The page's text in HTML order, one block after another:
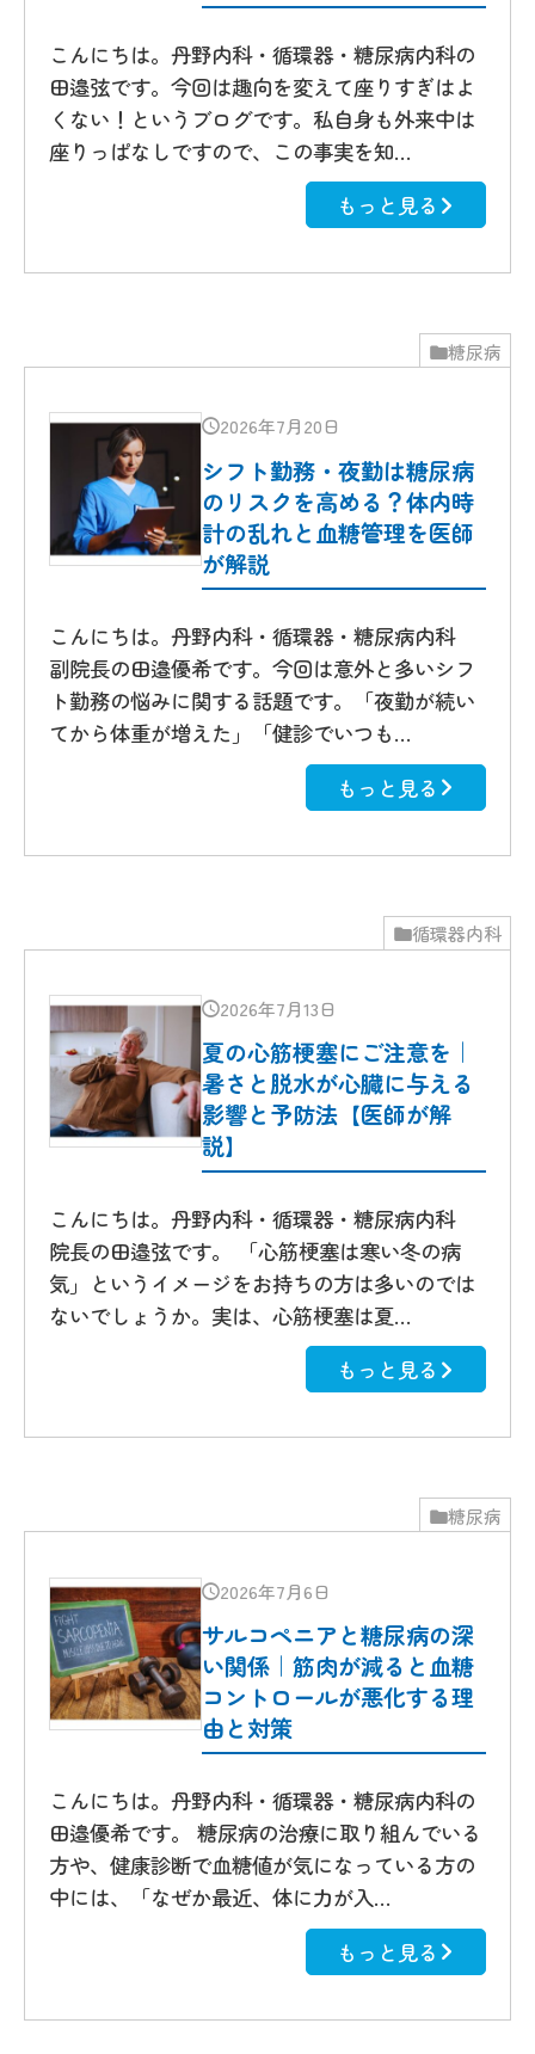
こんにちは。丹野内科・循環器・糖尿病内科の
田邉弦です。今回は趣向を変えて座りすぎはよ
くない！というブログです。私自身も外来中は
座りっぱなしですので、この事実を知…
もっと見る
糖尿病
2026年7月20日
シフト勤務・夜勤は糖尿病
のリスクを高める？体内時
計の乱れと血糖管理を医師
が解説
こんにちは。丹野内科・循環器・糖尿病内科
副院長の田邉優希です。今回は意外と多いシフ
ト勤務の悩みに関する話題です。「夜勤が続い
てから体重が増えた」「健診でいつも…
もっと見る
循環器内科
2026年7月13日
夏の心筋梗塞にご注意を｜
暑さと脱水が心臓に与える
影響と予防法【医師が解
説】
こんにちは。丹野内科・循環器・糖尿病内科
院長の田邉弦です。 「心筋梗塞は寒い冬の病
気」というイメージをお持ちの方は多いのでは
ないでしょうか。実は、心筋梗塞は夏…
もっと見る
糖尿病
2026年7月6日
サルコペニアと糖尿病の深
い関係｜筋肉が減ると血糖
コントロールが悪化する理
由と対策
こんにちは。丹野内科・循環器・糖尿病内科の
田邉優希です。 糖尿病の治療に取り組んでいる
方や、健康診断で血糖値が気になっている方の
中には、「なぜか最近、体に力が入…
もっと見る